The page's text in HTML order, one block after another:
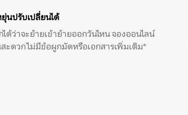
นปรับเปลี่ยนได้
ได้ว่าจะย้ายเข้าย้ายออกวันไหน จองออนไลน์
ะดวก ไม่มีข้อผูกมัดหรือเอกสารเพิ่มเติม*